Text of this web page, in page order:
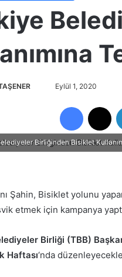
-
t
a
ö
n
Eylül 1, 2020
Birliğinden Bisiklet
Şahin, Bisiklet yolunu
etmek için kampanya
Birliği (TBB)
Haftası‘nda